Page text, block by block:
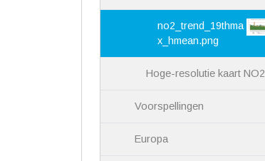
no2_trend_19thma
x_hmean.png
Hoge-resolutie kaart NO2
Voorspellingen
Europa